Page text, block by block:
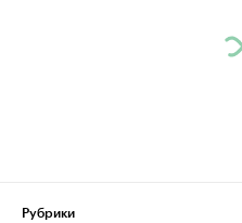
Рубрики